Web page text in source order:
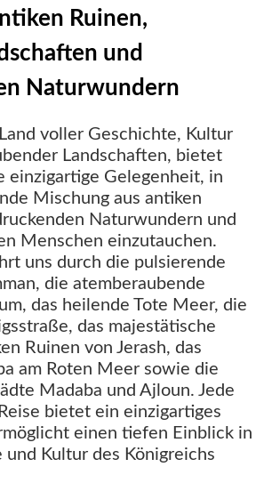
Ruinen,
und
Naturwundern
voller Geschichte, Kultur
Landschaften, bietet
einzigartige Gelegenheit, in
Mischung aus antiken
Naturwundern und
Menschen einzutauchen.
uns durch die pulsierende
die atemberaubende
das heilende Tote Meer, die
das majestätische
Ruinen von Jerash, das
am Roten Meer sowie die
Madaba und Ajloun. Jede
bietet ein einzigartiges
einen tiefen Einblick in
Kultur des Königreichs